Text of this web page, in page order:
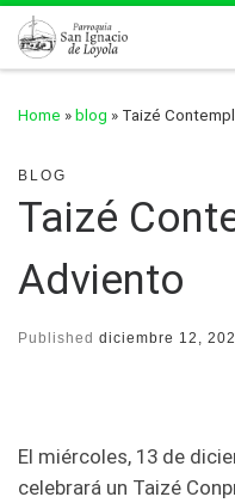
Skip to content
Home » blog » Taizé
BLOG
Taizé
Adviento
Published diciembre 12,
El miércoles, 13 de
celebrará un Taizé